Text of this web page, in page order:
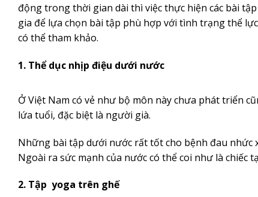
động trong thời gian dài thì việc thực hiện các bài
gia để lựa chọn bài tập phù hợp với tình trạng thể
có thể tham khảo.
1. Thể dục nhịp điệu dưới nước
Ở Việt Nam có vẻ như bộ môn này chưa phát triển
lứa tuổi, đặc biệt là người già.
Những bài tập dưới nước rất tốt cho bệnh đau nhức
Ngoài ra sức mạnh của nước có thể coi như là chiếc
2. Tập yoga trên ghế